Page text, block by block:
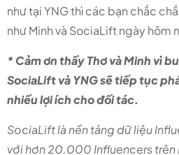
như tại YNG thì các bạn chắc
như Minh và SociaLift ngày hôm
* Cảm ơn thầy Thơ và Minh vì
SociaLift và YNG sẽ tiếp tục
nhiều lợi ích cho đối tác.
SociaLift là nền tảng dữ liệu
với hơn 20.000 Influencers trên